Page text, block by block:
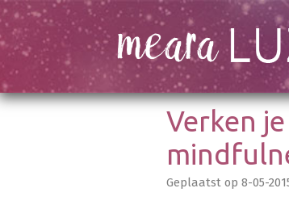
Verken
Geplaatst op 8-05-